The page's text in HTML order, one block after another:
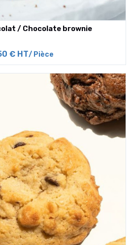
/ Chocolate brownie
€ HT/ Pièce